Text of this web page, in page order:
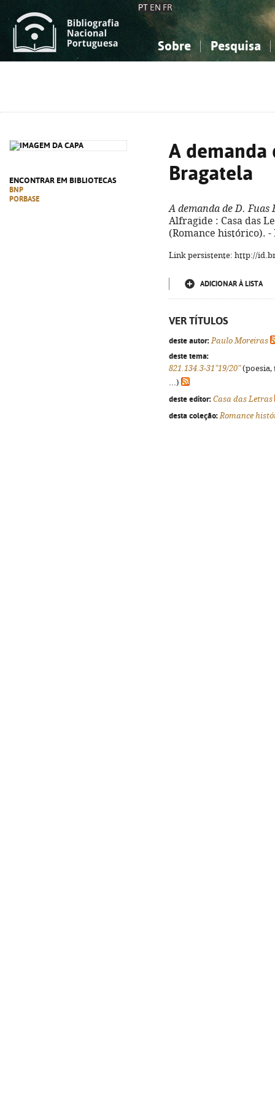
PT EN FR
Sobre Pesquisa
ENCONTRAR EM BIBLIOTECAS
BNP
PORBASE
A demanda
Bragatela
A demanda de D. Fuas
Alfragide : Casa das
(Romance histórico). -
Link persistente: http://
ADICIONAR À LISTA
VER TÍTULOS
deste autor: Paulo Moreiras
deste tema:
821.134.3-31"19/20"(poesia,
...)
deste editor: Casa das Letras
desta coleção: Romance